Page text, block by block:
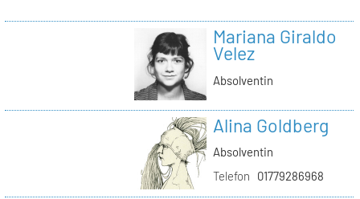
Mariana Giraldo
Velez
Absolventin
Alina Goldberg
Absolventin
Telefon
01779286968